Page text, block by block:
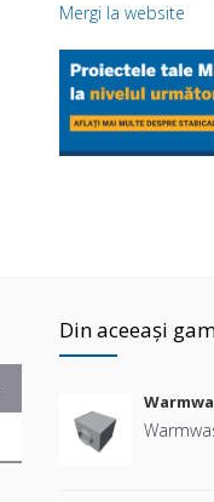
Mergi la website
Din aceeași
VBC